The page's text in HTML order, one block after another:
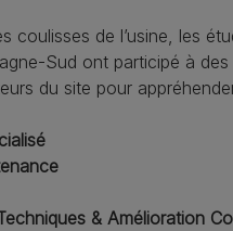
coulisses de l’usine, les
Sud ont participé à
du site pour
& Amélioration